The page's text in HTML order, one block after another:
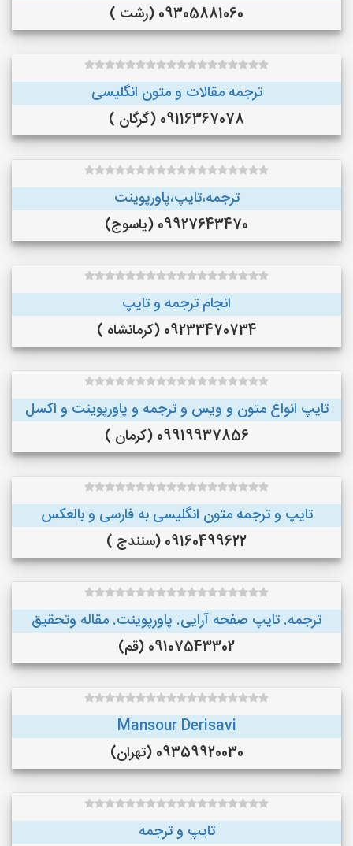
09305881060 (رشت )
ترجمه مقالات و متون انگلیسی
09116367078 (گرگان )
ترجمه،تایپ،پاورپوینت
09927643470 (یاسوج)
انجام ترجمه و تایپ
09233470734 (کرمانشاه )
تایپ انواع متون و ویس و ترجمه و پاورپوینت و اکسل
09919937856 (کرمان )
تایپ و ترجمه متون انگلیسی به فارسی و بالعکس
09160499622 (سنندج )
ترجمه. تایپ صفحه آرایی. پاورپوینت. مقاله وتحقیق
09107543302 (قم)
Mansour Derisavi
09359920030 (تهران)
تایپ و ترجمه